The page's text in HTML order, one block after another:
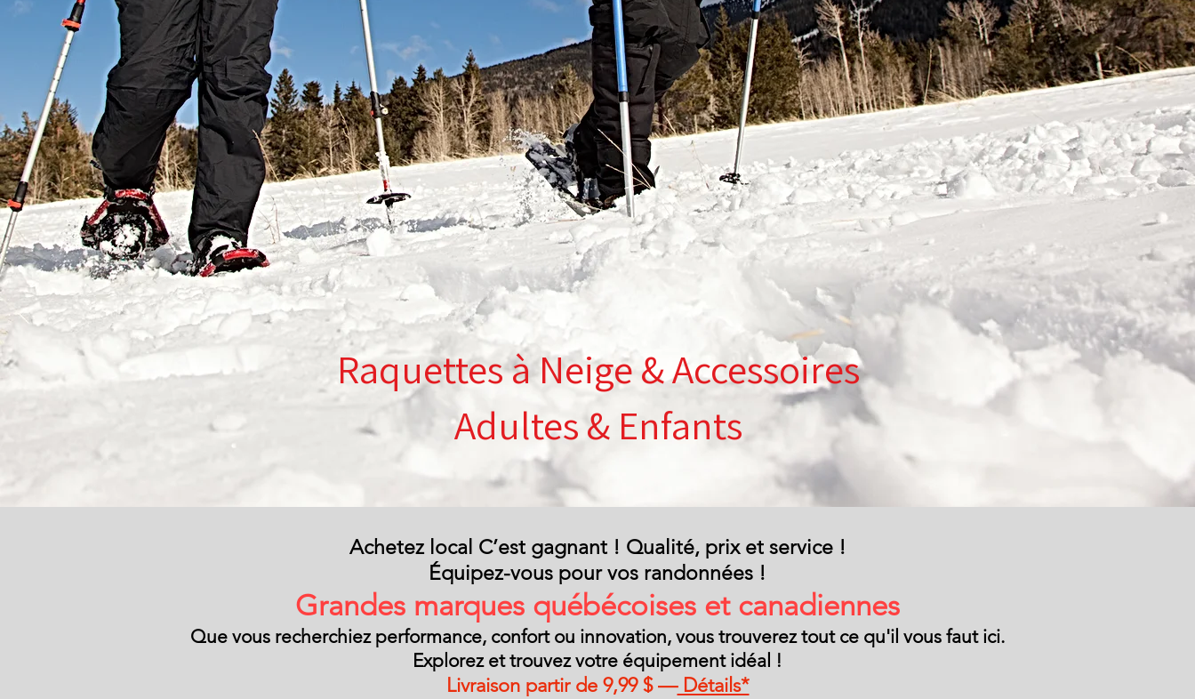
Raquettes à Neige & Accessoires
Adultes & Enfants
Achetez local C’est gagnant ! Qualité, prix et service !
Équipez-vous pour vos randonnées !
Grandes marques québécoises et canadiennes
Que vous recherchiez performance, confort ou innovation, vous trouverez tout ce qu'il vous faut ici.
Explorez et trouvez votre équipement idéal !
Livraison partir de 9,99 $ —Détails*